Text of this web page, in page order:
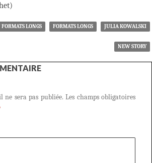
LONGS FORMATS LONGS JULIA KOWALSKI
NEW STORY
ne sera pas publiée. Les champs obligatoires